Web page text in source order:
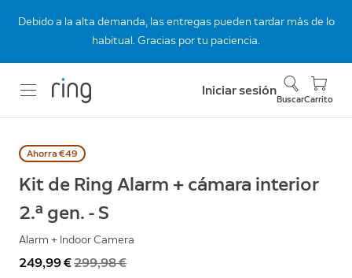
Debido a la alta demanda, las entregas pueden tardar más de lo
habitual. Gracias por tu paciencia.
Iniciar sesión
BuscarCarrito
Ahorra €49
Kit de Ring Alarm + cámara interior
2.ª gen. - S
Alarm + Indoor Camera
Ahora
249,99 €Antes
299,98 €